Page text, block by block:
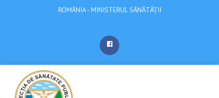
ROMÂNIA - MINISTERUL SĂNĂTĂȚII